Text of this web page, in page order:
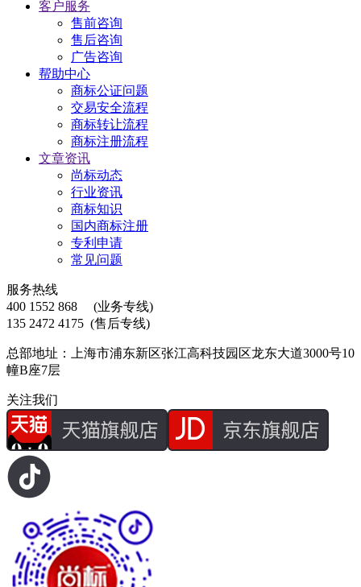
客户服务
售前咨询
售后咨询
广告咨询
帮助中心
商标公证问题
交易安全流程
商标转让流程
商标注册流程
文章资讯
尚标动态
行业资讯
商标知识
国内商标注册
专利申请
常见问题
服务热线
400 1552 868
(业务专线)
135 2472 4175 (售后专线)
总部地址：上海市浦东新区张江高科技园区龙东大道3000号10
幢B座7层
关注我们